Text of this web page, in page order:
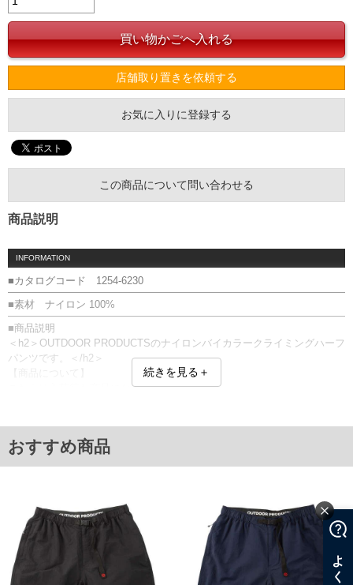
店舗取り置きを依頼する
お気に入りに登録する
この商品について問い合わせる
商品説明
INFORMATION
■カタログコード 1254-6230
■素材 ナイロン 100%
■商品説明
＜h2＞OUTDOOR PRODUCTSのナイロンバイカラークライミングハーフ
パンツです。＜/h2＞
こちらは入荷待ち商品になります。
サイズ表のウエストサイズは適応範囲となります。
サイズ/ウエスト/股下/わたり幅/ヒップ
3L/95～110/26/41/131
4L/105～120/26/43/139
5L/115～130/26/46/149
6L/125～140/26/48/158
7L/135～150/27/51/170
続きを見る＋
おすすめ商品